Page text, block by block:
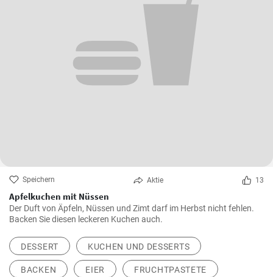
Speichern Aktie 13
Apfelkuchen mit Nüssen
Der Duft von Äpfeln, Nüssen und Zimt darf im Herbst nicht fehlen.
Backen Sie diesen leckeren Kuchen auch.
DESSERT KUCHEN UND DESSERTS
BACKEN EIER FRUCHTPASTETE